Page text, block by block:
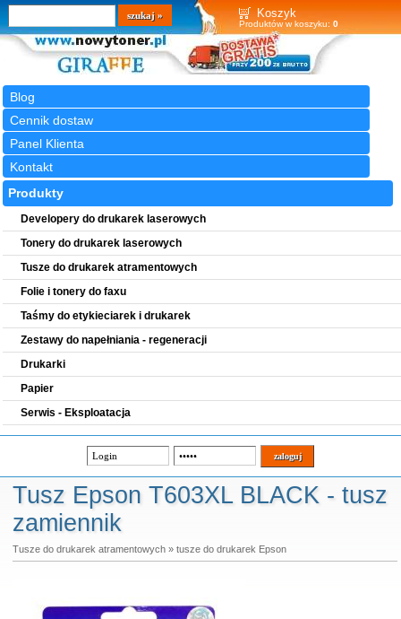
Koszyk
Produktów w koszyku: 0
Blog
Cennik dostaw
Panel Klienta
Kontakt
Wyszukiwarka
szukaj
Produkty
Developery do drukarek laserowych
Tonery do drukarek laserowych
Tusze do drukarek atramentowych
Folie i tonery do faxu
Taśmy do etykieciarek i drukarek
Zestawy do napełniania - regeneracji
Drukarki
Papier
Serwis - Eksploatacja
Tusz Epson T603XL BLACK - tusz
zamiennik
Tusze do drukarek atramentowych» tusze do drukarek Epson